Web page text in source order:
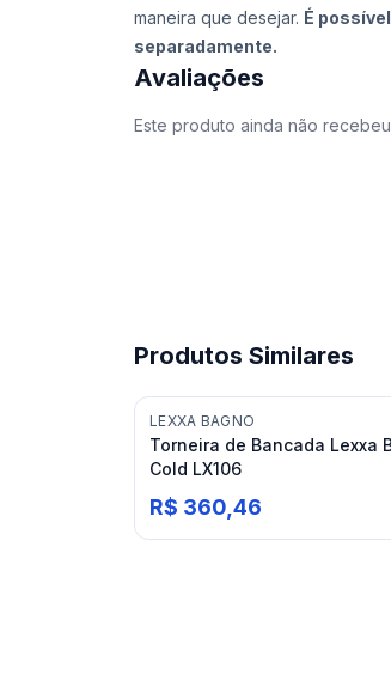
maneira que desejar. É
separadamente.
Avaliações
Este produto ainda não
Produtos Similares
LEXXA BAGNO
Torneira de Bancada Lexxa
Cold LX106
R$ 360,46